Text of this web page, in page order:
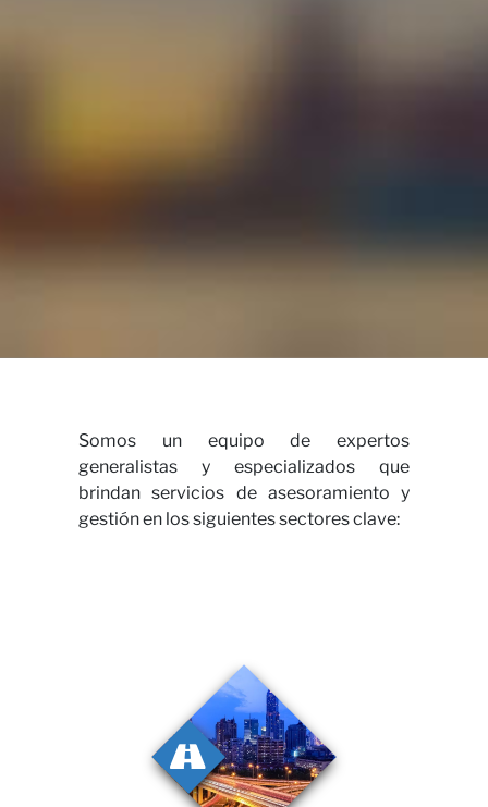
Somos un equipo de expertos
generalistas y especializados que
brindan servicios de asesoramiento y
gestión en los siguientes sectores clave: